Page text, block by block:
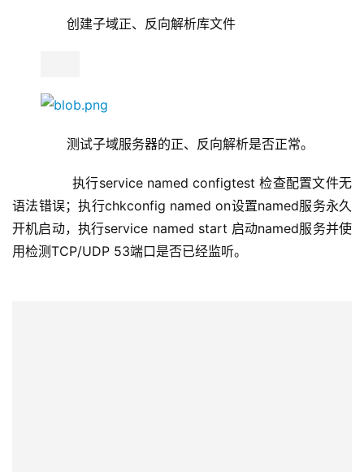
创建子域正、反向解析库文件
测试子域服务器的正、反向解析是否正常。
执行service named configtest 检查配置文件无
语法错误；执行chkconfig named on设置named服务永久
开机启动，执行service named start 启动named服务并使
用检测TCP/UDP 53端口是否已经监听。